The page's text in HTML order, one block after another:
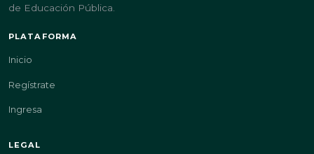
de Educación Pública.
PLATAFORMA
Inicio
Regístrate
Ingresa
LEGAL